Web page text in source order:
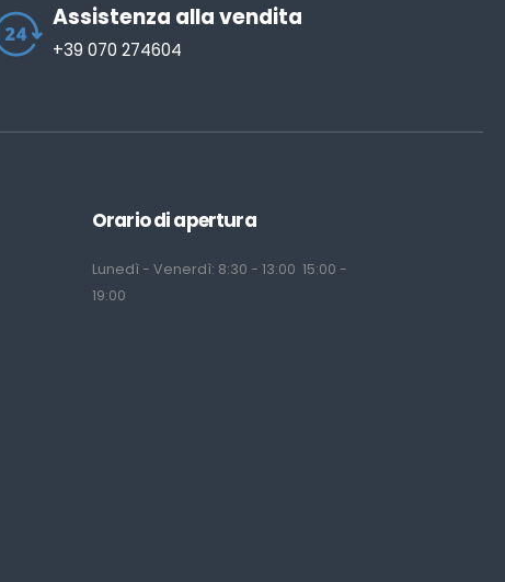
Assistenza alla vendita
+39 070 274604
Orario di apertura
Lunedì - Venerdì: 8:30 - 13:00 15:00 -
19:00